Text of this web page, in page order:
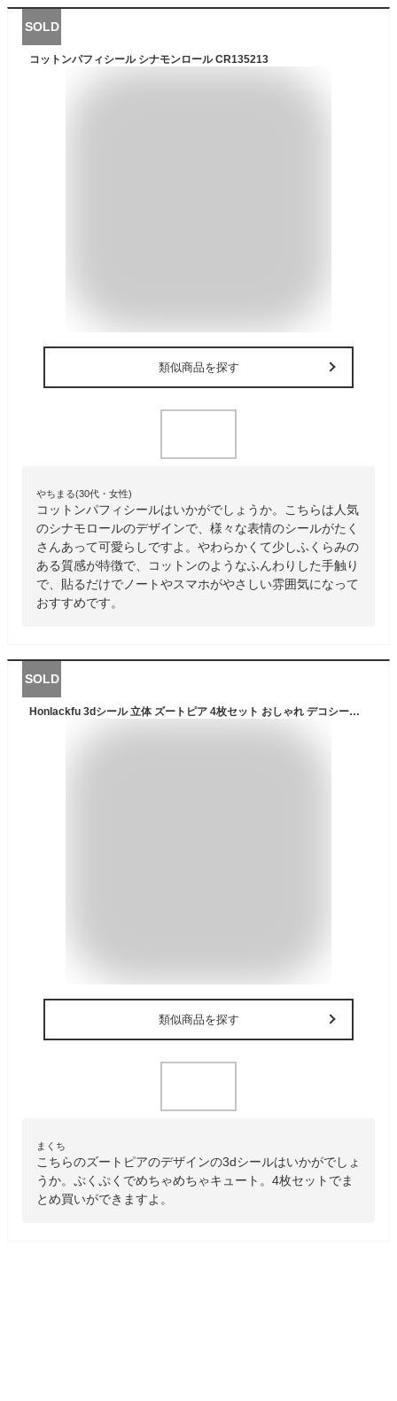
SOLD
コットンパフィシール シナモンロール CR135213
類似商品を探す
やちまる(30代・女性)
コットンパフィシールはいかがでしょうか。こちらは人気
のシナモロールのデザインで、様々な表情のシールがたく
さんあって可愛らしですよ。やわらかくて少しふくらみの
ある質感が特徴で、コットンのようなふんわりした手触り
で、貼るだけでノートやスマホがやさしい雰囲気になって
おすすめです。
SOLD
Honlackfu 3dシール 立体 ズートピア 4枚セット おしゃれ デコシール 女の子 クリスマス 誕生日 プレゼント 手芸用品 携帯電話飾り用手帳用 日記帳用 DIY用 貼り付け可能(Bセット)
類似商品を探す
まくち
こちらのズートピアのデザインの3dシールはいかがでしょ
うか。ぷくぷくでめちゃめちゃキュート。4枚セットでま
とめ買いができますよ。